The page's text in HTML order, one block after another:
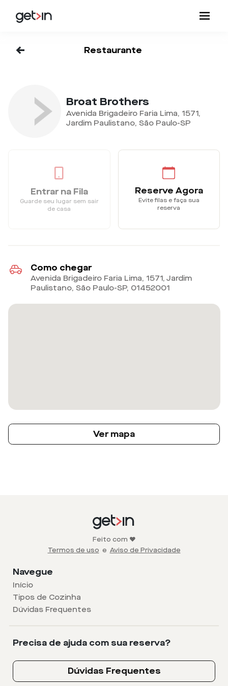
<- Restaurante
Broat Brothers
Avenida Brigadeiro Faria Lima, 1571,
Jardim Paulistano, São Paulo-SP
Entrar na Fila
Guarde seu lugar sem sair
de casa
Reserve Agora
Evite filas e faça sua
reserva
Como chegar
Avenida Brigadeiro Faria Lima, 1571, Jardim
Paulistano, São Paulo-SP, 01452001
Ver mapa
Feito com ❤️
Termos de uso e Aviso de Privacidade
Navegue
Início
Tipos de Cozinha
Dúvidas Frequentes
Precisa de ajuda com sua reserva?
Dúvidas Frequentes